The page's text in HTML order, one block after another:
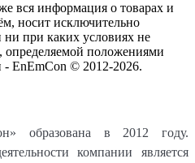
вся информация о товарах и
носит исключительно
при каких условиях не
определяемой положениями
EnEmCon © 2012-2026.
образована в 2012 году.
компании является